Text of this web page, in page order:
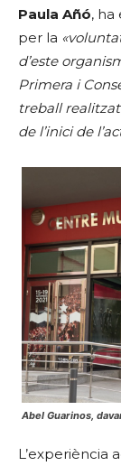
Paula Añó,
per la
d’este
Primera i
treball realitzat
de l’inici de
Abel Guarinos,
L’experiència